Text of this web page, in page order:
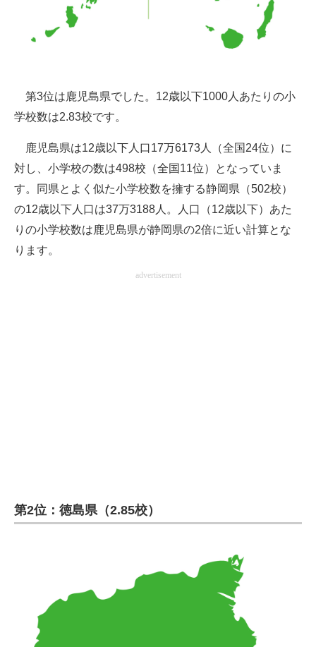
第3位は鹿児島県でした。12歳以下1000人あたりの小
学校数は2.83校です。
鹿児島県は12歳以下人口17万6173人（全国24位）に
対し、小学校の数は498校（全国11位）となっていま
す。同県とよく似た小学校数を擁する静岡県（502校）
の12歳以下人口は37万3188人。人口（12歳以下）あた
りの小学校数は鹿児島県が静岡県の2倍に近い計算とな
ります。
advertisement
第2位：徳島県（2.85校）